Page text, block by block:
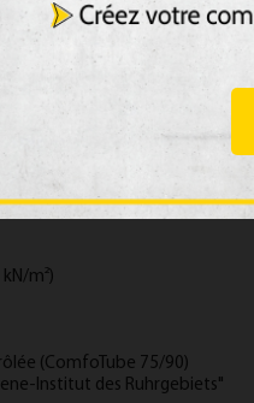
m²)
(ComfoTube 75/90)
Institut des Ruhrgebiets"